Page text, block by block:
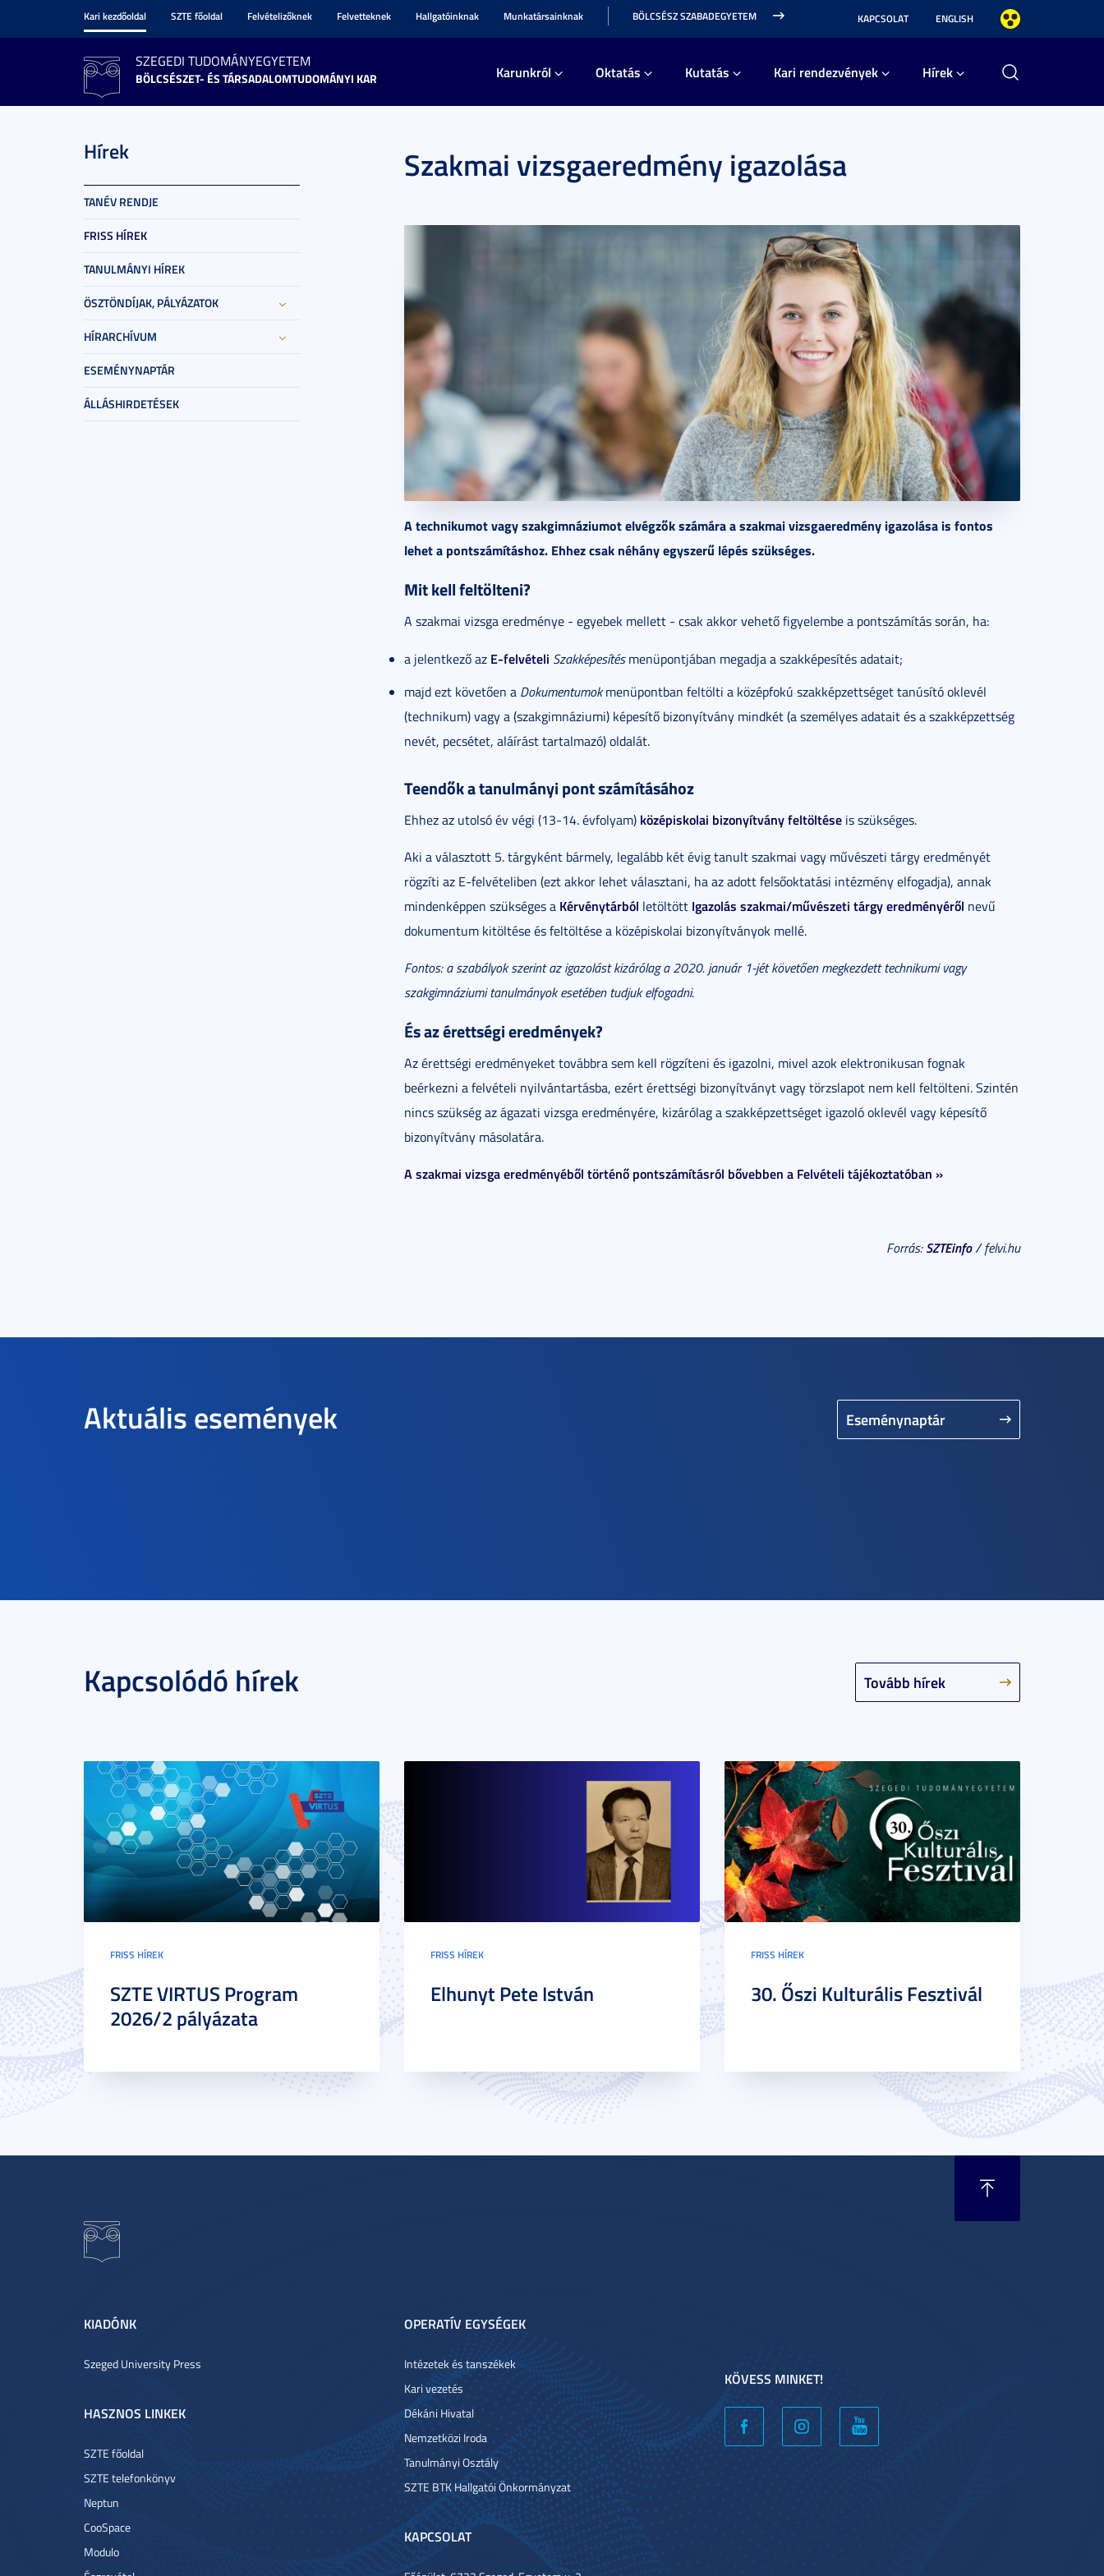
Kari kezdőoldal SZTE főoldal Felvételizőknek Felvetteknek Hallgatóinknak Munkatársainknak BÖLCSÉSZ SZABADEGYETEM KAPCSOLAT ENGLISH
SZEGEDI TUDOMÁNYEGYETEM
BÖLCSÉSZET- ÉS TÁRSADALOMTUDOMÁNYI KAR Karunkról Oktatás Kutatás Kari rendezvények Hírek
Hírek
TANÉV RENDJE
FRISS HÍREK
TANULMÁNYI HÍREK
ÖSZTÖNDÍJAK, PÁLYÁZATOK
HÍRARCHÍVUM
ESEMÉNYNAPTÁR
ÁLLÁSHIRDETÉSEK
Szakmai vizsgaeredmény igazolása
A technikumot vagy szakgimnáziumot elvégzők számára a szakmai vizsgaeredmény igazolása is fontos
lehet a pontszámításhoz. Ehhez csak néhány egyszerű lépés szükséges.
Mit kell feltölteni?
A szakmai vizsga eredménye - egyebek mellett - csak akkor vehető figyelembe a pontszámítás során, ha:
a jelentkező az E-felvételi Szakképesítésmenüpontjában megadja a szakképesítés adatait;
majd ezt követően a Dokumentumokmenüpontban feltölti a középfokú szakképzettséget tanúsító oklevél
(technikum) vagy a (szakgimnáziumi) képesítő bizonyítvány mindkét (a személyes adatait és a szakképzettség
nevét, pecsétet, aláírást tartalmazó) oldalát.
Teendők a tanulmányi pont számításához
Ehhez az utolsó év végi (13-14. évfolyam) középiskolai bizonyítvány feltöltése is szükséges.
Aki a választott 5. tárgyként bármely, legalább két évig tanult szakmai vagy művészeti tárgy eredményét
rögzíti az E-felvételiben (ezt akkor lehet választani, ha az adott felsőoktatási intézmény elfogadja), annak
mindenképpen szükséges a Kérvénytárból letöltött Igazolás szakmai/művészeti tárgy eredményéről nevű
dokumentum kitöltése és feltöltése a középiskolai bizonyítványok mellé.
Fontos: a szabályok szerint az igazolást kizárólag a 2020. január 1-jét követően megkezdett technikumi vagy
szakgimnáziumi tanulmányok esetében tudjuk elfogadni.
És az érettségi eredmények?
Az érettségi eredményeket továbbra sem kell rögzíteni és igazolni, mivel azok elektronikusan fognak
beérkezni a felvételi nyilvántartásba, ezért érettségi bizonyítványt vagy törzslapot nem kell feltölteni. Szintén
nincs szükség az ágazati vizsga eredményére, kizárólag a szakképzettséget igazoló oklevél vagy képesítő
bizonyítvány másolatára.
A szakmai vizsga eredményéből történő pontszámításról bővebben a Felvételi tájékoztatóban »
Forrás:SZTEinfo/ felvi.hu
Aktuális események Eseménynaptár
Kapcsolódó hírek Tovább hírek
FRISS HÍREK
SZTE VIRTUS Program
2026/2 pályázata
FRISS HÍREK
Elhunyt Pete István
FRISS HÍREK
30. Őszi Kulturális Fesztivál
KIADÓNK
Szeged University Press
HASZNOS LINKEK
SZTE főoldal
SZTE telefonkönyv
Neptun
CooSpace
Modulo
OPERATÍV EGYSÉGEK
Intézetek és tanszékek
Kari vezetés
Dékáni Hivatal
Nemzetközi Iroda
Tanulmányi Osztály
SZTE BTK Hallgatói Önkormányzat
KAPCSOLAT
KÖVESS MINKET!